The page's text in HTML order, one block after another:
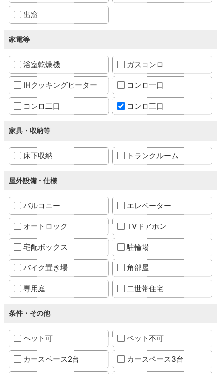
出窓
家電等
浴室乾燥機 ガスコンロ
IHクッキングヒーター コンロ一口
コンロ二口 コンロ三口
家具・収納等
床下収納 トランクルーム
屋外設備・仕様
バルコニー エレベーター
オートロック TVドアホン
宅配ボックス 駐輪場
バイク置き場 角部屋
専用庭 二世帯住宅
条件・その他
ペット可 ペット不可
カースペース2台 カースペース3台